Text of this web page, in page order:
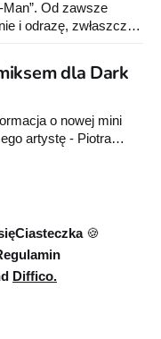
Od zawsze
i odrazę, zwłaszcza
oczy…
należę do
mogę z nimi
czy komiksu. I
dla Dark
o nowej mini
artystę - Piotra
"All Eight eyes"
r. i ma być
Ciasteczka 🍪
Diffico.